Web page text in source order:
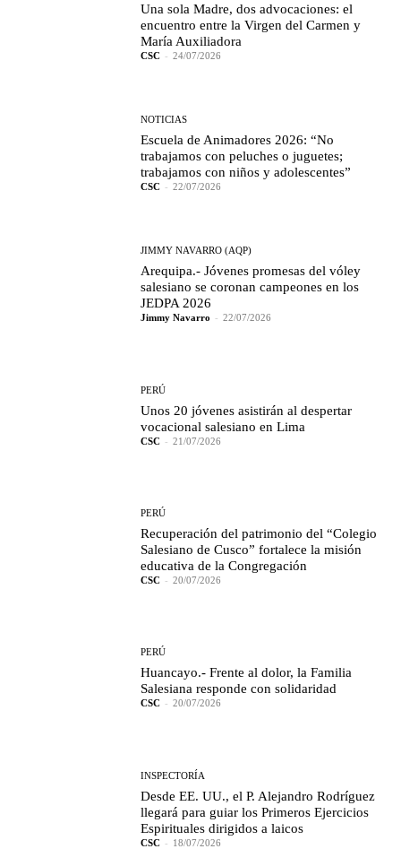
Una sola Madre, dos advocaciones: el
encuentro entre la Virgen del Carmen y
María Auxiliadora
CSC - 24/07/2026
NOTICIAS
Escuela de Animadores 2026: “No
trabajamos con peluches o juguetes;
trabajamos con niños y adolescentes”
CSC - 22/07/2026
JIMMY NAVARRO (AQP)
Arequipa.- Jóvenes promesas del vóley
salesiano se coronan campeones en los
JEDPA 2026
Jimmy Navarro - 22/07/2026
PERÚ
Unos 20 jóvenes asistirán al despertar
vocacional salesiano en Lima
CSC - 21/07/2026
PERÚ
Recuperación del patrimonio del “Colegio
Salesiano de Cusco” fortalece la misión
educativa de la Congregación
CSC - 20/07/2026
PERÚ
Huancayo.- Frente al dolor, la Familia
Salesiana responde con solidaridad
CSC - 20/07/2026
INSPECTORÍA
Desde EE. UU., el P. Alejandro Rodríguez
llegará para guiar los Primeros Ejercicios
Espirituales dirigidos a laicos
CSC - 18/07/2026